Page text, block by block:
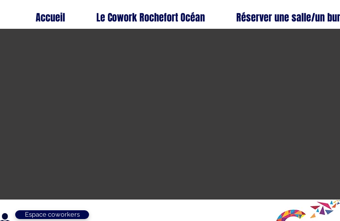
Accueil Le Cowork Rochefort Océan Réserver une salle/un
Espace coworkers